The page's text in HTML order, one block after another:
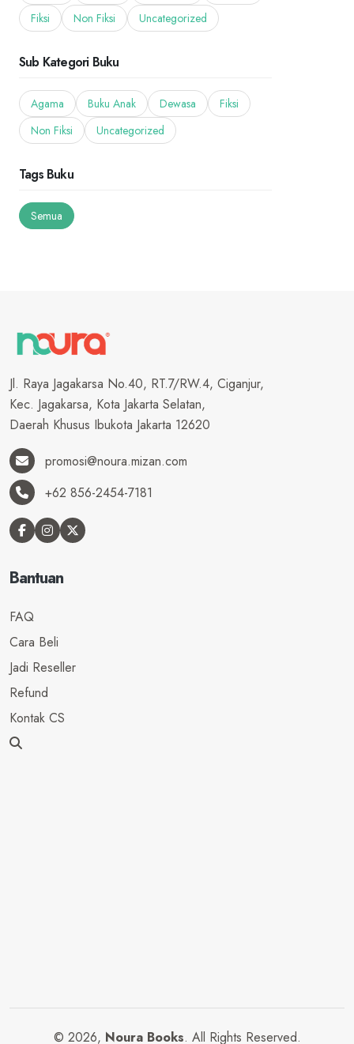
Fiksi
Non Fiksi Uncategorized
Sub Kategori Buku
Agama Buku Anak Dewasa
Fiksi
Non Fiksi
Uncategorized
Tags Buku
Semua
Jl. Raya Jagakarsa No.40, RT.7/RW.4, Ciganjur,
Kec. Jagakarsa, Kota Jakarta Selatan,
Daerah Khusus Ibukota Jakarta 12620
promosi@noura.mizan.com
+62 856-2454-7181
Bantuan
FAQ
Cara Beli
Jadi Reseller
Refund
Kontak CS
© 2026, Noura Books. All Rights Reserved.